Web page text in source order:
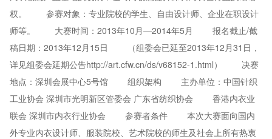
权。 参赛对象：专业院校的学生、自由设计师、企业在职设计
师等。 大赛时间：2013年10月—2014年5月 报名截止/截
稿日期：2013年12月15日 （组委会已延至2013年12月31日，
详见组委会延期公告http://art.cfw.cn/ds/v68152-1.html） 决赛
地点：深圳会展中心5号馆 组织架构 主办单位：中国针织
工业协会 深圳市光明新区管委会 广东省纺织协会 香港内衣业
联会 深圳市内衣行业协会 参赛者条件 本次大赛面向国内
外专业内衣设计师、服装院校、艺术院校的师生及社会上所有热衷